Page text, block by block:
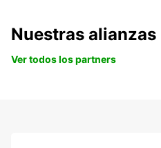
Nuestras alianzas
Ver todos los partners